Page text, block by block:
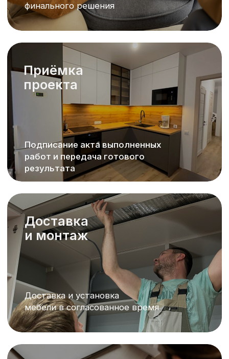
Полный обзор цвета, плитки и
интерьерных решений от
проекта до готового
пространства
Показать больше
Создаём мебель по
Коммерческое предложение